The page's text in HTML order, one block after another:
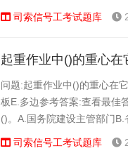
报监理企业，由项目()审核签
司索信号工考试题库
起重作业中()的重心在
问题:起重作业中()的重心在
板E.多边参考答案:查看最佳
()。A.国务院建设主管部门
部门查看答案:点击查看答案
司索信号工考试题库